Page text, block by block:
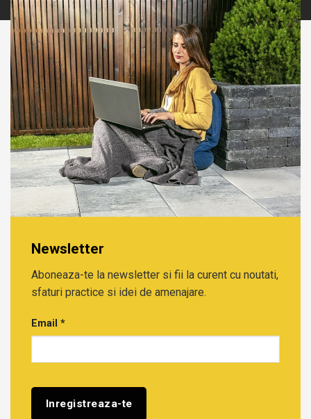
Newsletter
Aboneaza-te la newsletter si fii la curent cu noutati,
sfaturi practice si idei de amenajare.
Email *